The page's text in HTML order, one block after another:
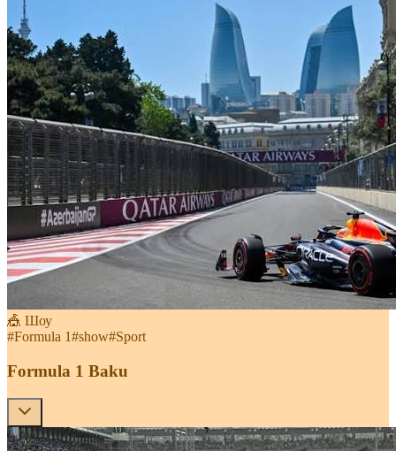
🎪 Шоу
#Formula 1#show#Sport
Formula 1 Baku